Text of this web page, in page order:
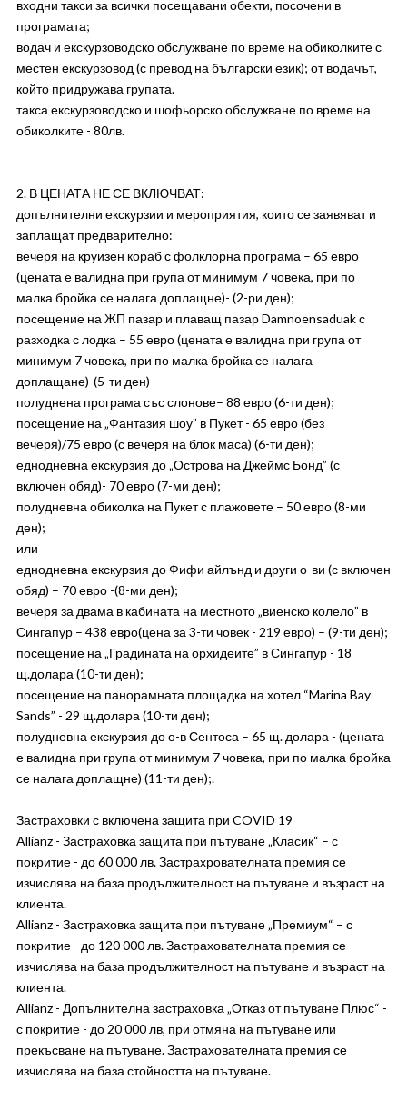
входни такси за всички посещавани обекти, посочени в
програмата;
водач и екскурзоводско обслужване по време на обиколките с
местен екскурзовод (с превод на български език); от водачът,
който придружава групата.
такса екскурзоводско и шофьорско обслужване по време на
обиколките - 80лв.
2. В ЦЕНАТА НЕ СЕ ВКЛЮЧВАТ:
допълнителни екскурзии и мероприятия, които се заявяват и
заплащат предварително:
вечеря на круизен кораб с фолклорна програма – 65 евро
(цената е валидна при група от минимум 7 човека, при по
малка бройка се налага доплащне)- (2-ри ден);
посещение на ЖП пазар и плаващ пазар Damnoensaduak с
разходка с лодка – 55 евро (цената е валидна при група от
минимум 7 човека, при по малка бройка се налага
доплащане)-(5-ти ден)
полуднена програма със слонове– 88 евро (6-ти ден);
посещение на „Фантазия шоу” в Пукет - 65 евро (без
вечеря)/75 евро (с вечеря на блок маса) (6-ти ден);
еднодневна екскурзия до „Острова на Джеймс Бонд” (с
включен обяд)- 70 евро (7-ми ден);
полудневна обиколка на Пукет с плажовете – 50 евро (8-ми
ден);
или
еднодневна екскурзия до Фифи айлънд и други о-ви (с включен
обяд) – 70 евро -(8-ми ден);
вечеря за двама в кабината на местното „виенско колело” в
Сингапур – 438 евро(цена за 3-ти човек - 219 евро) – (9-ти ден);
посещение на „Градината на орхидеите” в Сингапур - 18
щ.долара (10-ти ден);
посещение на панорамната площадка на хотел “Marina Bay
Sands” - 29 щ.долара (10-ти ден);
полудневна екскурзия до о-в Сентоса – 65 щ. долара - (цената
е валидна при група от минимум 7 човека, при по малка бройка
се налага доплащне) (11-ти ден);.
Застраховки с включена защита при COVID 19
Allianz - Застраховка защита при пътуване „Класик“ – с
покритие - до 60 000 лв. Застрахрователната премия се
изчислява на база продължителност на пътуване и възраст на
клиента.
Allianz - Застраховка защита при пътуване „Премиум“ – с
покритие - до 120 000 лв. Застрахователната премия се
изчислява на база продължителност на пътуване и възраст на
клиента.
Allianz - Допълнителна застраховка „Отказ от пътуване Плюс“ -
с покритие - до 20 000 лв, при отмяна на пътуване или
прекъсване на пътуване. Застрахователната премия се
изчислява на база стойността на пътуване.